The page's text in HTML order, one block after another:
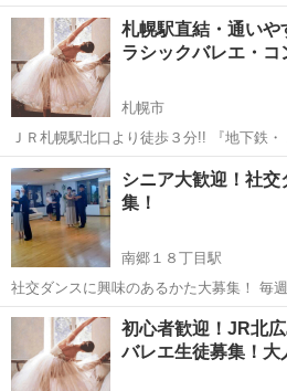
のユメを叶えられる秘密基地として2026
した。 まったくの初心者からちょっと踊
そして面白くダンス...
北海道 小樽市 南小樽駅 ジャズ
札幌駅直結・通いや
ラシックバレエ・
札幌市
ＪＲ札幌駅北口より徒歩３分!! 『地下鉄・
所:札幌市中央区北８西３札幌エルプラザ
日時が変わる場合もございます。公式ホ
予約ください。］ ...
北海道 札幌市 バレエ クラシッ
シニア大歓迎！社
集！
南郷１８丁目駅
社交ダンスに興味のあるかた大募集！ 毎
初心者コースをやっています！ シニアの
だけます！ これから何か始めたい、社交
いという方はぜひ ...
北海道 札幌市 南郷１８丁目駅
初心者歓迎！JR北
バレエ生徒募集！大